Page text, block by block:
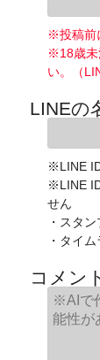
※投稿前
※18歳未
い。（
LINEの
※LINE
※LINE
せん
・スタ
・タイ
コメン